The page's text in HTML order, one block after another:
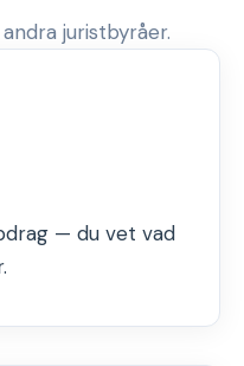
juristbyråer.
— du vet vad